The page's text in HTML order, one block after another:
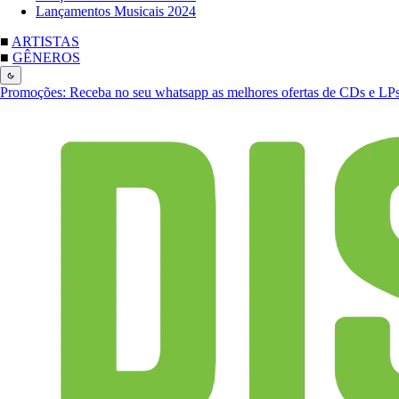
Lançamentos Musicais 2024
■ ARTISTAS
■ GÊNEROS
Promoções: Receba no seu whatsapp as melhores ofertas de CDs e